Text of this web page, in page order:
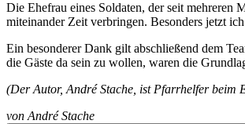
Die Ehefrau eines Soldaten, der seit mehreren
miteinander Zeit verbringen. Besonders jetzt
Ein besonderer Dank gilt abschließend dem
die Gäste da sein zu wollen, waren die
(Der Autor, André Stache, ist Pfarrhelfer beim
von André Stache